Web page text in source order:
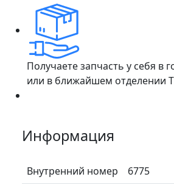
Получаете запчасть у себя в
или в ближайшем отделении
Информация
Внутренний номер
6775